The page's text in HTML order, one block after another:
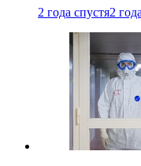
2 года спустя2